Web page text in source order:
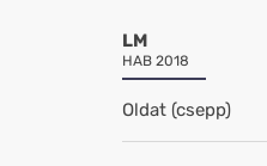
LM
HAB 2018
Oldat (csepp)